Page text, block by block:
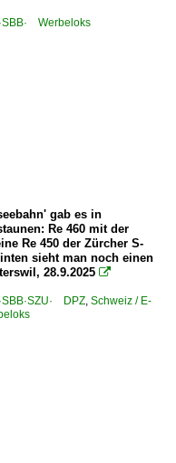
Werbeloks
gab es in
Re 460 mit der
Re 450 der Zürcher S-
sieht man noch einen
28.9.2025 
DPZ Schweiz / E-